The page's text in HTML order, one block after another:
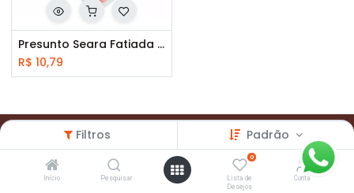
Filtros Padrão
Início Pesquisar
0
Lista de
Desejos
Conta
Presunto Seara Fatiada 180 g
R$ 10,79